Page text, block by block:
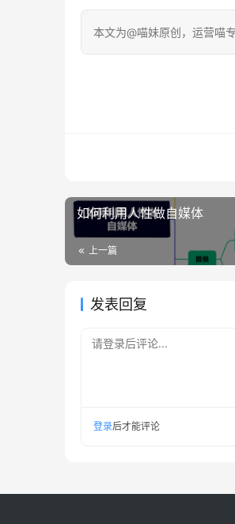
本文为@喵妹原创，运营喵
如何利用人性做自媒体
上一篇
发表回复
请登录后评论...
登录后才能评论